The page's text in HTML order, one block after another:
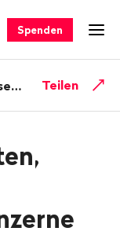
Spenden
Teilen